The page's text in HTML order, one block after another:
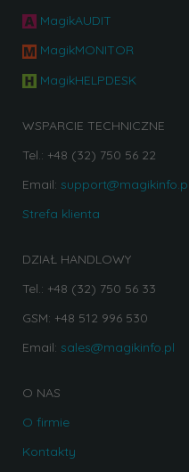
MagikAUDIT
MagikMONITOR
MagikHELPDESK
WSPARCIE TECHNICZNE
Tel.: +48 (32) 750 56 22
Email: support@magikinfo.pl
Strefa klienta
DZIAŁ HANDLOWY
Tel.: +48 (32) 750 56 33
GSM: +48 512 996 530
Email: sales@magikinfo.pl
O NAS
O firmie
Kontakty